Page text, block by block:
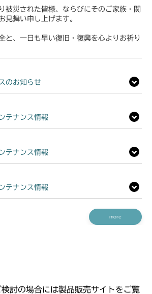
被災された皆様、ならびにそのご家族・関
見舞い申し上げます。
と、一日も早い復旧・復興を心よりお祈り
のお知らせ
テナンス情報
テナンス情報
テナンス情報
more
討の場合には製品販売サイトをご覧